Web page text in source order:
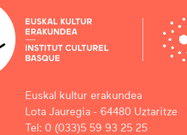
Euskal kultur erakundea
Lota Jauregia - 64480 Uztaritze
Tel: 0 (033)5 59 93 25 25